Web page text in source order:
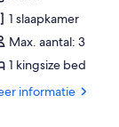
1 slaapkamer
Max. aantal: 3
1 kingsize bed
informatie